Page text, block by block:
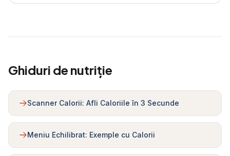
Ghiduri de nutriție
Scanner Calorii: Afli Caloriile în 3 Secunde
Meniu Echilibrat: Exemple cu Calorii